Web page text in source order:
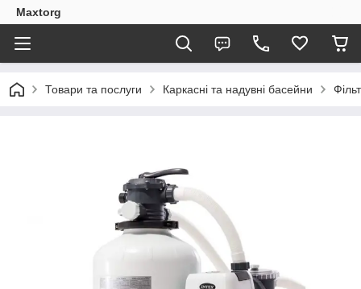
Maxtorg
Товари та послуги Каркасні та надувні басейни